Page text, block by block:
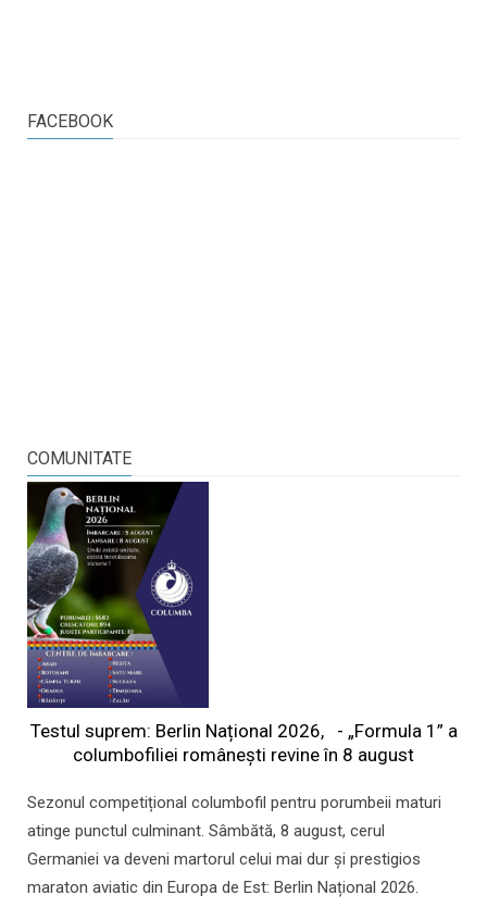
FACEBOOK
COMUNITATE
Testul suprem: Berlin Național 2026, - „Formula 1” a
columbofiliei româneşti revine în 8 august
Sezonul competițional columbofil pentru porumbeii maturi
atinge punctul culminant. Sâmbătă, 8 august, cerul
Germaniei va deveni martorul celui mai dur și prestigios
maraton aviatic din Europa de Est: Berlin Național 2026.